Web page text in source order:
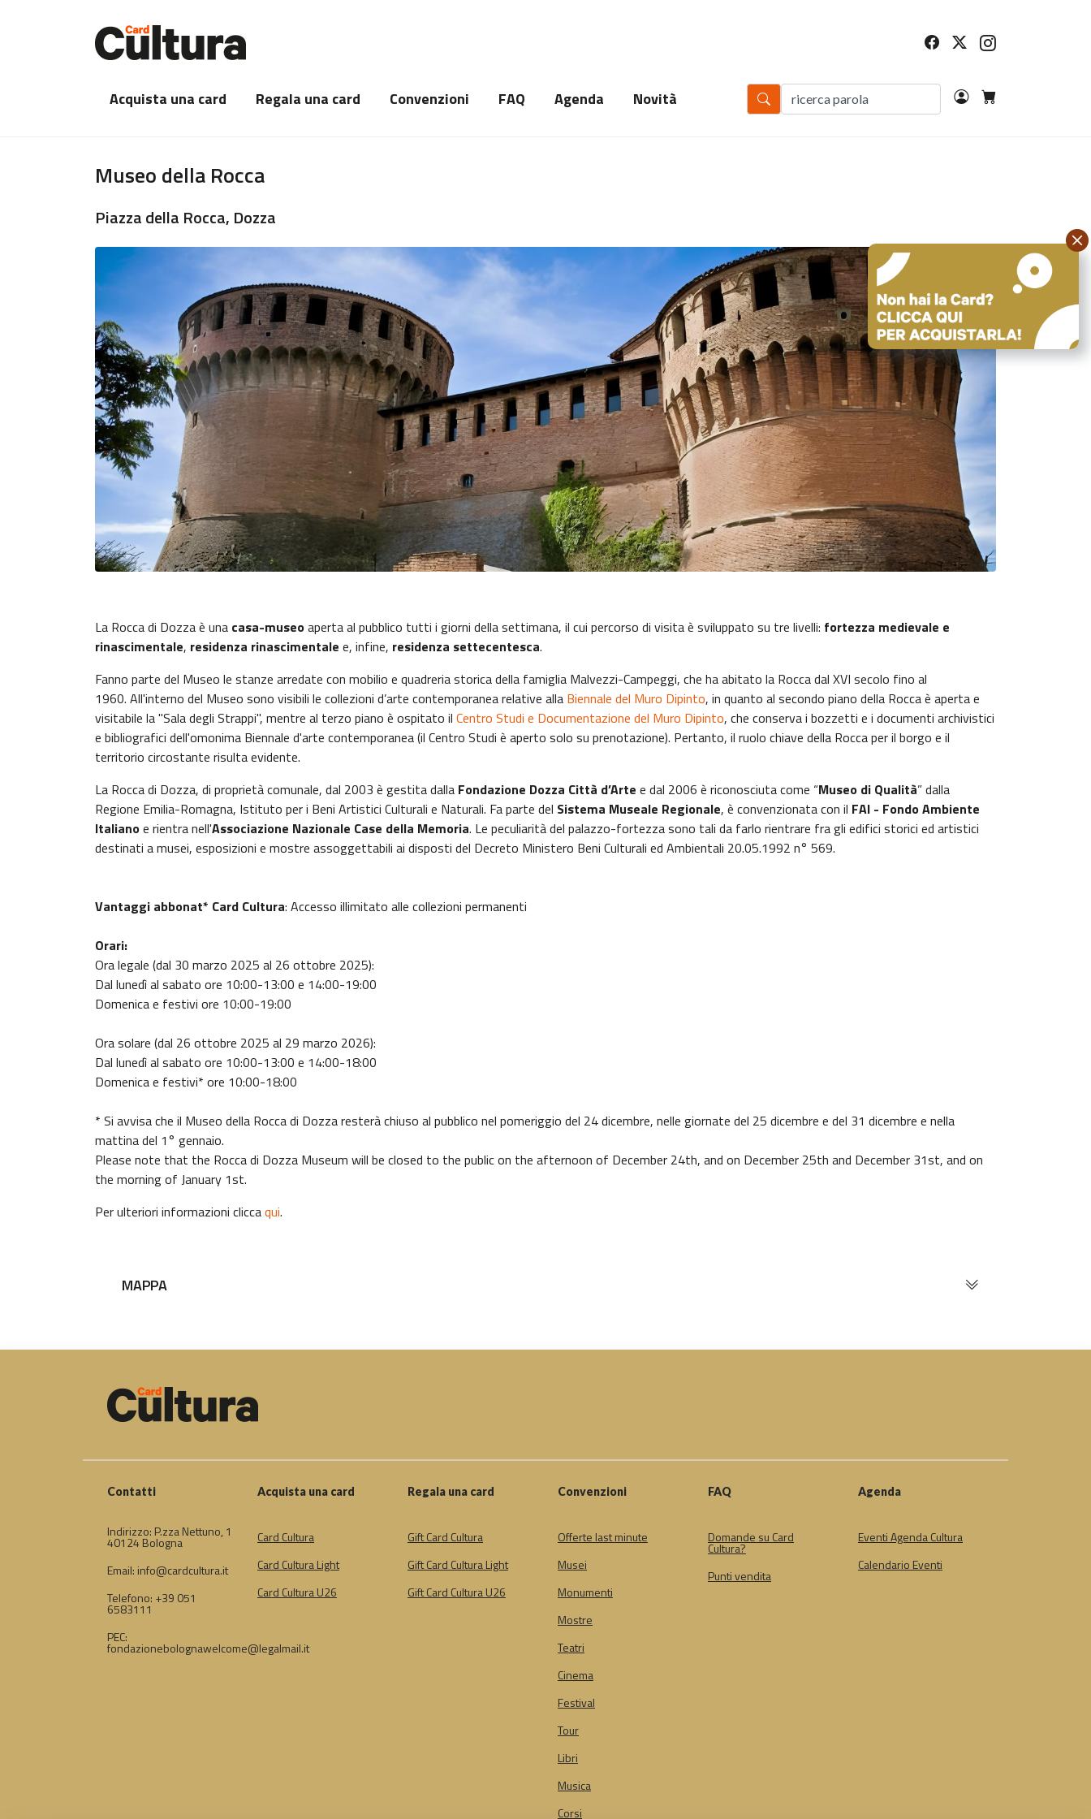
Acquista una card Regala una card Convenzioni FAQ Agenda Novità
Museo della Rocca
Piazza della Rocca, Dozza
La Rocca di Dozza è una casa-museoaperta al pubblico tutti i giorni della settimana, il cui percorso di visita è sviluppato su tre livelli: fortezza medievale e
rinascimentale, residenza rinascimentale e, infine, residenza settecentesca.
Fanno parte del Museo le stanze arredate con mobilio e quadreria storica della famiglia Malvezzi-Campeggi, che ha abitato la Rocca dal XVI secolo fino al
1960. All'interno del Museo sono visibili le collezioni d’arte contemporanea relative alla Biennale del Muro Dipinto, in quanto al secondo piano della Rocca è aperta e
visitabile la "Sala degli Strappi", mentre al terzo piano è ospitato il Centro Studi e Documentazione del Muro Dipinto, che conserva i bozzetti e i documenti archivistici
e bibliografici dell'omonima Biennale d'arte contemporanea (il Centro Studi è aperto solo su prenotazione). Pertanto, il ruolo chiave della Rocca per il borgo e il
territorio circostante risulta evidente.
La Rocca di Dozza, di proprietà comunale, dal 2003 è gestita dalla Fondazione Dozza Città d’Arte e dal 2006 è riconosciuta come “Museo di Qualità” dalla
Regione Emilia-Romagna, Istituto per i Beni Artistici Culturali e Naturali. Fa parte del Sistema Museale Regionale, è convenzionata con il FAI - Fondo Ambiente
Italianoe rientra nell'Associazione Nazionale Case della Memoria. Le peculiarità del palazzo-fortezza sono tali da farlo rientrare fra gli edifici storici ed artistici
destinati a musei, esposizioni e mostre assoggettabili ai disposti del Decreto Ministero Beni Culturali ed Ambientali 20.05.1992 n° 569.
Vantaggi abbonat* Card Cultura: Accesso illimitato alle collezioni permanenti
Orari:
Ora legale (dal 30 marzo 2025 al 26 ottobre 2025):
Dal lunedì al sabato ore 10:00-13:00 e 14:00-19:00
Domenica e festivi ore 10:00-19:00
Ora solare (dal 26 ottobre 2025 al 29 marzo 2026):
Dal lunedì al sabato ore 10:00-13:00 e 14:00-18:00
Domenica e festivi* ore 10:00-18:00
* Si avvisa che il Museo della Rocca di Dozza resterà chiuso al pubblico nel pomeriggio del 24 dicembre, nelle giornate del 25 dicembre e del 31 dicembre e nella
mattina del 1° gennaio.
Please note that the Rocca di Dozza Museum will be closed to the public on the afternoon of December 24th, and on December 25th and December 31st, and on
the morning of January 1st.
Per ulteriori informazioni cliccaqui.
MAPPA
Contatti
Indirizzo: P.zza Nettuno, 1
40124 Bologna
Email: info@cardcultura.it
Telefono: +39 051
6583111
PEC:
fondazionebolognawelcome@legalmail.it
Acquista una card
Card Cultura
Card Cultura Light
Card Cultura U26
Regala una card
Gift Card Cultura
Gift Card Cultura Light
Gift Card Cultura U26
Convenzioni
Offerte last minute
Musei
Monumenti
Mostre
Teatri
Cinema
Festival
Tour
Libri
Musica
Corsi
FAQ
Domande su Card
Cultura?
Punti vendita
Agenda
Eventi Agenda Cultura
Calendario Eventi